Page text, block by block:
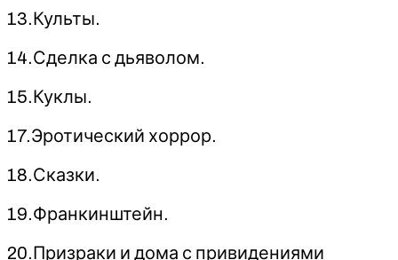
13.Культы.
14.Сделка с дьяволом.
15.Куклы.
17.Эротический хоррор.
18.Сказки.
19.Франкинштейн.
20.Призраки и дома с привидениями